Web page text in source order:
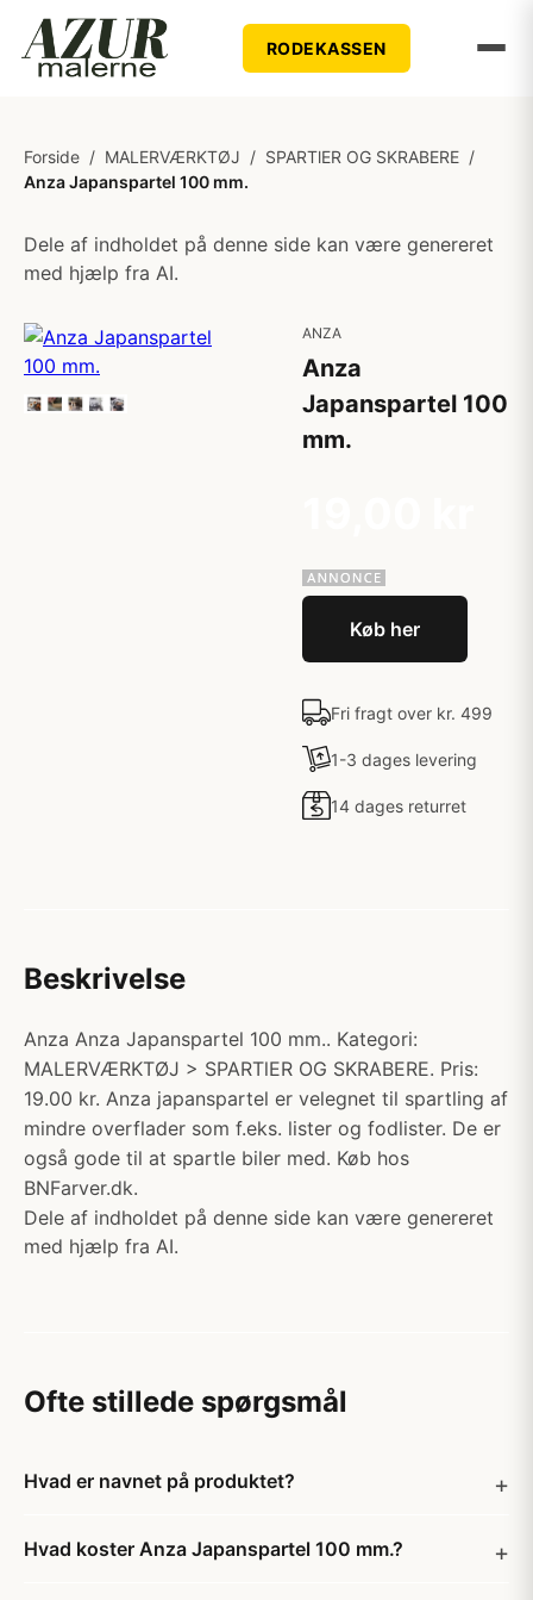
RODEKASSEN
Forside / MALERVÆRKTØJ / SPARTlER OG SKRABERE /
Anza Japanspartel 100 mm.
Dele af indholdet på denne side kan være genereret
med hjælp fra AI.
ANZA
Anza
Japanspartel 100
mm.
Køb her
Fri fragt over kr. 499
1-3 dages levering
14 dages returret
Beskrivelse
Anza Anza Japanspartel 100 mm.. Kategori:
MALERVÆRKTØJ > SPARTlER OG SKRABERE. Pris:
19.00 kr. Anza japanspartel er velegnet til spartling af
mindre overflader som f.eks. lister og fodlister. De er
også gode til at spartle biler med. Køb hos
BNFarver.dk.
Dele af indholdet på denne side kan være genereret
med hjælp fra AI.
Ofte stillede spørgsmål
Hvad er navnet på produktet?
Hvad koster Anza Japanspartel 100 mm.?